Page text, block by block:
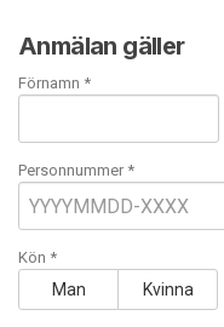
Anmälan gäller
Förnamn *
Personnummer *
Kön *
Man Kvinna